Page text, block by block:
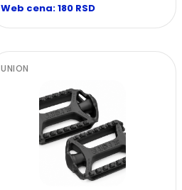
Web cena: 180 RSD
UNION